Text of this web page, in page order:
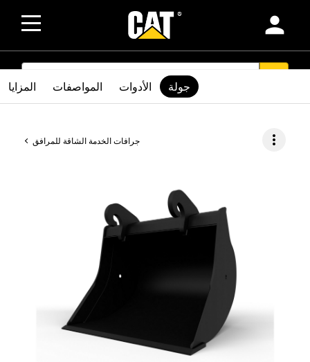
person
SEARCH
جرافات الخدمة الشاقة للمرافق more_vert
المزايا المواصفات الأدوات جولة